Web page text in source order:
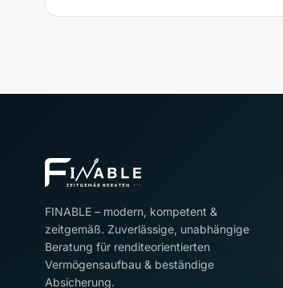
FINABLE – modern, kompetent &
zeitgemäß. Zuverlässige, unabhängige
Beratung für renditeorientierten
Vermögensaufbau & beständige
Absicherung.